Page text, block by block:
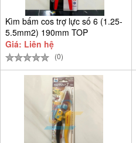
Kìm bấm cos trợ lực số 6 (1.25-
5.5mm2) 190mm TOP
Giá: Liên hệ
(0)